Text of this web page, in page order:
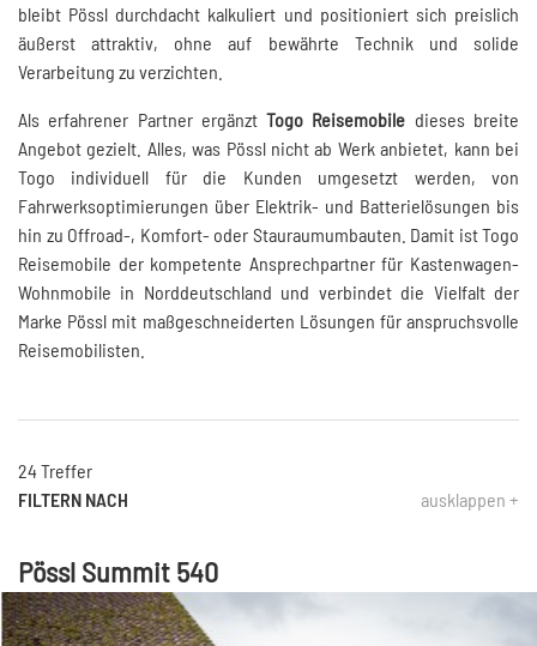
bleibt Pössl durchdacht kalkuliert und positioniert sich preislich
äußerst attraktiv, ohne auf bewährte Technik und solide
Verarbeitung zu verzichten.
Als erfahrener Partner ergänztTogo Reisemobile dieses breite
Angebot gezielt. Alles, was Pössl nicht ab Werk anbietet, kann bei
Togo individuell für die Kunden umgesetzt werden, von
Fahrwerksoptimierungen über Elektrik- und Batterielösungen bis
hin zu Offroad-, Komfort- oder Stauraumumbauten. Damit ist Togo
Reisemobile der kompetente Ansprechpartner für Kastenwagen-
Wohnmobile in Norddeutschland und verbindet die Vielfalt der
Marke Pössl mit maßgeschneiderten Lösungen für anspruchsvolle
Reisemobilisten.
FILTERN NACH ausklappen +
24 Treffer
Pössl Summit 540